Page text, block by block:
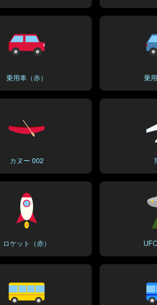
乗用車（赤） 乗
カヌー 002
ロケット（赤）